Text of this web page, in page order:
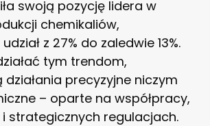
swoją pozycję lidera w
chemikaliów,
z 27% do zaledwie 13%.
tym trendom,
precyzyjne niczym
– oparte na współpracy,
strategicznych regulacjach.